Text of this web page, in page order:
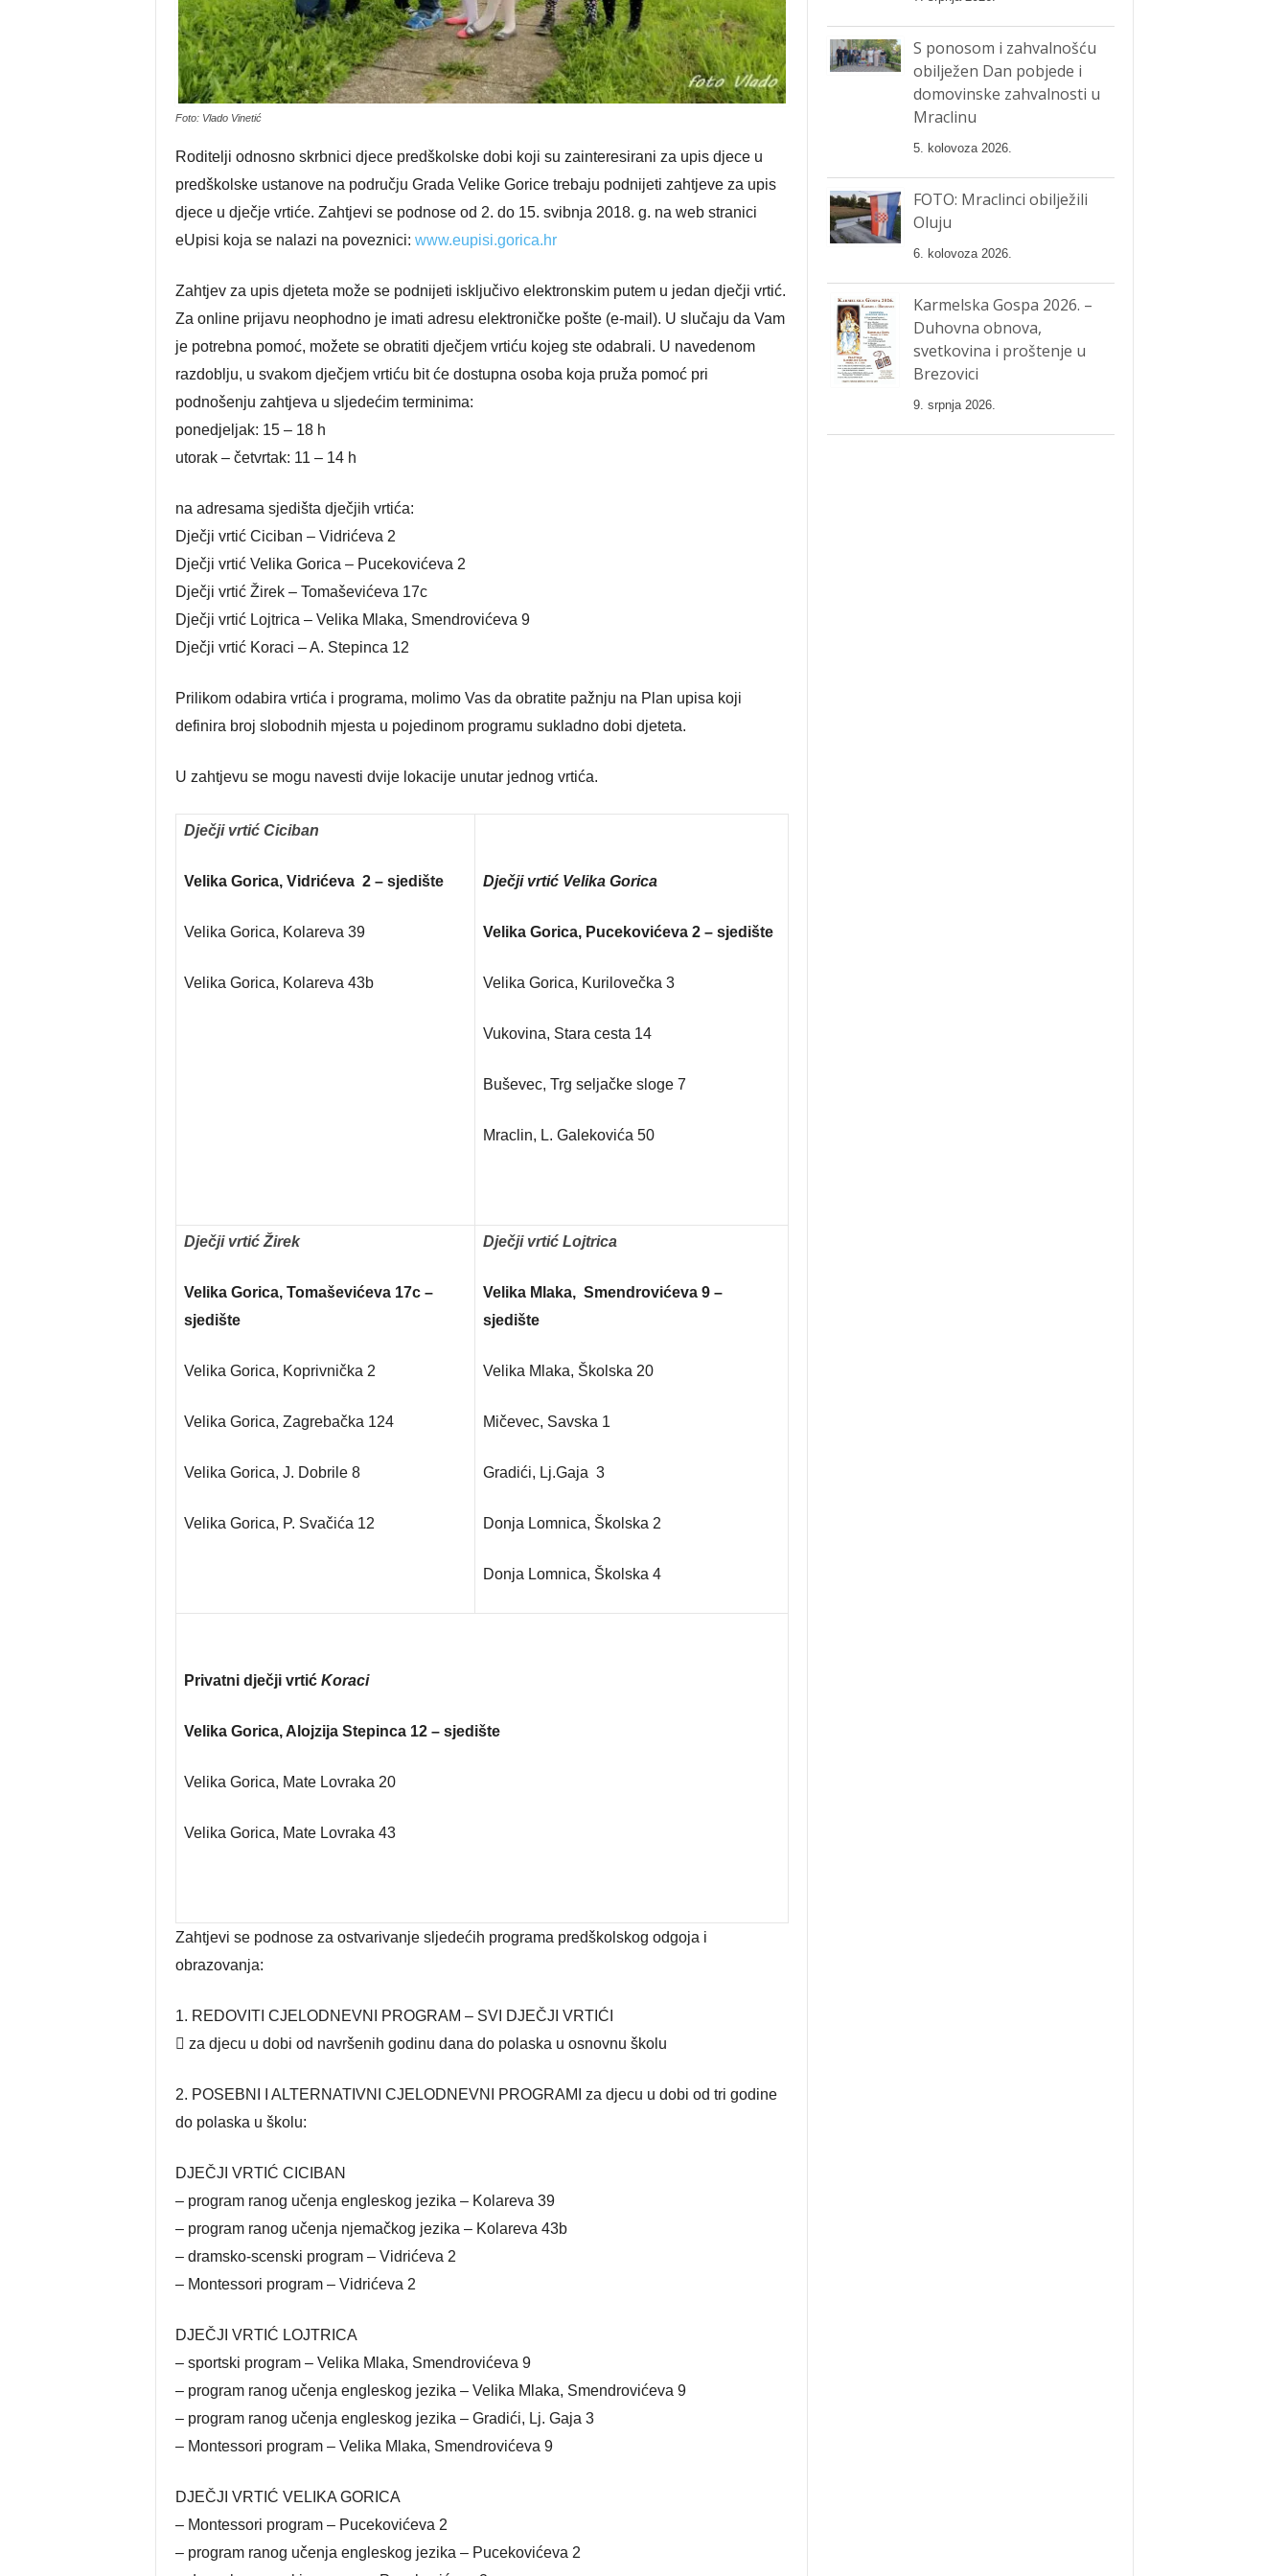
Foto: Vlado Vinetić
Roditelji odnosno skrbnici djece predškolske dobi koji su zainteresirani za upis djece u
predškolske ustanove na području Grada Velike Gorice trebaju podnijeti zahtjeve za upis
djece u dječje vrtiće. Zahtjevi se podnose od 2. do 15. svibnja 2018. g. na web stranici
eUpisi koja se nalazi na poveznici: www.eupisi.gorica.hr
Zahtjev za upis djeteta može se podnijeti isključivo elektronskim putem u jedan dječji vrtić.
Za online prijavu neophodno je imati adresu elektroničke pošte (e-mail). U slučaju da Vam
je potrebna pomoć, možete se obratiti dječjem vrtiću kojeg ste odabrali. U navedenom
razdoblju, u svakom dječjem vrtiću bit će dostupna osoba koja pruža pomoć pri
podnošenju zahtjeva u sljedećim terminima:
ponedjeljak: 15 – 18 h
utorak – četvrtak: 11 – 14 h
na adresama sjedišta dječjih vrtića:
Dječji vrtić Ciciban – Vidrićeva 2
Dječji vrtić Velika Gorica – Pucekovićeva 2
Dječji vrtić Žirek – Tomaševićeva 17c
Dječji vrtić Lojtrica – Velika Mlaka, Smendrovićeva 9
Dječji vrtić Koraci – A. Stepinca 12
Prilikom odabira vrtića i programa, molimo Vas da obratite pažnju na Plan upisa koji
definira broj slobodnih mjesta u pojedinom programu sukladno dobi djeteta.
U zahtjevu se mogu navesti dvije lokacije unutar jednog vrtića.
Dječji vrtić Ciciban
Velika Gorica, Vidrićeva 2 – sjedište
Velika Gorica, Kolareva 39
Velika Gorica, Kolareva 43b
Dječji vrtić Velika Gorica
Velika Gorica, Pucekovićeva 2 – sjedište
Velika Gorica, Kurilovečka 3
Vukovina, Stara cesta 14
Buševec, Trg seljačke sloge 7
Mraclin, L. Galekovića 50
Dječji vrtić Žirek
Velika Gorica, Tomaševićeva 17c –
sjedište
Velika Gorica, Koprivnička 2
Velika Gorica, Zagrebačka 124
Velika Gorica, J. Dobrile 8
Velika Gorica, P. Svačića 12
Dječji vrtić Lojtrica
Velika Mlaka, Smendrovićeva 9 –
sjedište
Velika Mlaka, Školska 20
Mičevec, Savska 1
Gradići, Lj.Gaja 3
Donja Lomnica, Školska 2
Donja Lomnica, Školska 4
Privatni dječji vrtić Koraci
Velika Gorica, Alojzija Stepinca 12 – sjedište
Velika Gorica, Mate Lovraka 20
Velika Gorica, Mate Lovraka 43
Zahtjevi se podnose za ostvarivanje sljedećih programa predškolskog odgoja i
obrazovanja:
1. REDOVITI CJELODNEVNI PROGRAM – SVI DJEČJI VRTIĆI
 za djecu u dobi od navršenih godinu dana do polaska u osnovnu školu
2. POSEBNI I ALTERNATIVNI CJELODNEVNI PROGRAMI za djecu u dobi od tri godine
do polaska u školu:
DJEČJI VRTIĆ CICIBAN
– program ranog učenja engleskog jezika – Kolareva 39
– program ranog učenja njemačkog jezika – Kolareva 43b
– dramsko-scenski program – Vidrićeva 2
– Montessori program – Vidrićeva 2
DJEČJI VRTIĆ LOJTRICA
– sportski program – Velika Mlaka, Smendrovićeva 9
– program ranog učenja engleskog jezika – Velika Mlaka, Smendrovićeva 9
– program ranog učenja engleskog jezika – Gradići, Lj. Gaja 3
– Montessori program – Velika Mlaka, Smendrovićeva 9
DJEČJI VRTIĆ VELIKA GORICA
– Montessori program – Pucekovićeva 2
– program ranog učenja engleskog jezika – Pucekovićeva 2
S ponosom i zahvalnošću
obilježen Dan pobjede i
domovinske zahvalnosti u
Mraclinu
5. kolovoza 2026.
FOTO: Mraclinci obilježili
Oluju
6. kolovoza 2026.
Karmelska Gospa 2026. –
Duhovna obnova,
svetkovina i proštenje u
Brezovici
9. srpnja 2026.